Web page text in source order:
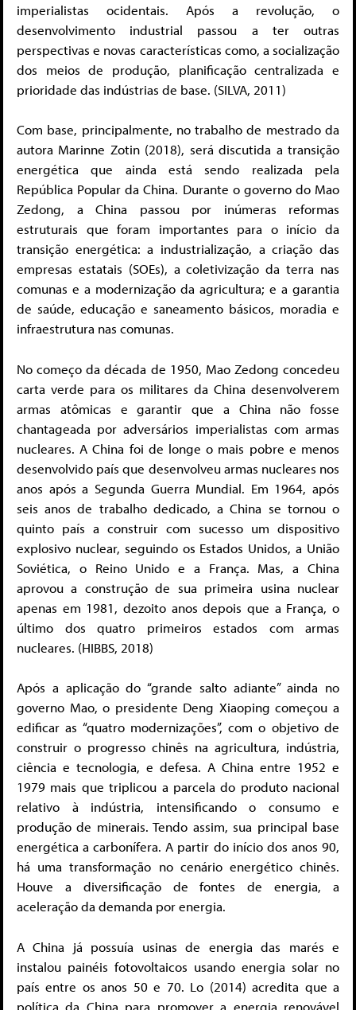
imperialistas ocidentais. Após a revolução, o
desenvolvimento industrial passou a ter outras
perspectivas e novas características como, a socialização
dos meios de produção, planificação centralizada e
prioridade das indústrias de base. (SILVA, 2011)
Com base, principalmente, no trabalho de mestrado da
autora Marinne Zotin (2018), será discutida a transição
energética que ainda está sendo realizada pela
República Popular da China. Durante o governo do Mao
Zedong, a China passou por inúmeras reformas
estruturais que foram importantes para o início da
transição energética: a industrialização, a criação das
empresas estatais (SOEs), a coletivização da terra nas
comunas e a modernização da agricultura; e a garantia
de saúde, educação e saneamento básicos, moradia e
infraestrutura nas comunas.
No começo da década de 1950, Mao Zedong concedeu
carta verde para os militares da China desenvolverem
armas atômicas e garantir que a China não fosse
chantageada por adversários imperialistas com armas
nucleares. A China foi de longe o mais pobre e menos
desenvolvido país que desenvolveu armas nucleares nos
anos após a Segunda Guerra Mundial. Em 1964, após
seis anos de trabalho dedicado, a China se tornou o
quinto país a construir com sucesso um dispositivo
explosivo nuclear, seguindo os Estados Unidos, a União
Soviética, o Reino Unido e a França. Mas, a China
aprovou a construção de sua primeira usina nuclear
apenas em 1981, dezoito anos depois que a França, o
último dos quatro primeiros estados com armas
nucleares. (HIBBS, 2018)
Após a aplicação do “grande salto adiante” ainda no
governo Mao, o presidente Deng Xiaoping começou a
edificar as “quatro modernizações”, com o objetivo de
construir o progresso chinês na agricultura, indústria,
ciência e tecnologia, e defesa. A China entre 1952 e
1979 mais que triplicou a parcela do produto nacional
relativo à indústria, intensificando o consumo e
produção de minerais. Tendo assim, sua principal base
energética a carbonífera. A partir do início dos anos 90,
há uma transformação no cenário energético chinês.
Houve a diversificação de fontes de energia, a
aceleração da demanda por energia.
A China já possuía usinas de energia das marés e
instalou painéis fotovoltaicos usando energia solar no
país entre os anos 50 e 70. Lo (2014) acredita que a
política da China para promover a energia renovável